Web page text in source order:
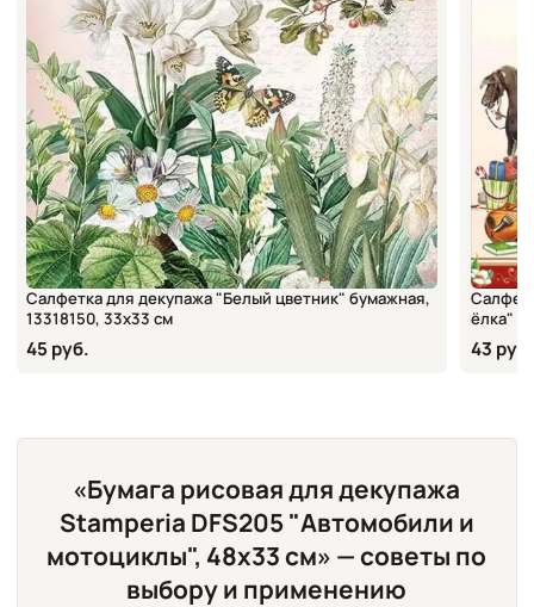
Салфетка для декупажа "Белый цветник" бумажная,
13318150, 33х33 см
45 руб.
ёлка"
43 руб.
«Бумага рисовая для декупажа
Stamperia DFS205 "Автомобили и
мотоциклы", 48х33 см» — советы по
выбору и применению